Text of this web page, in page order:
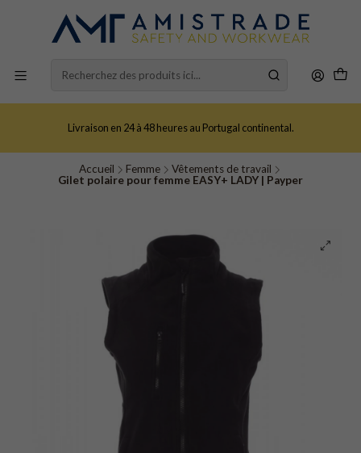
Livraison en 24 à 48 heures au Portugal continental.
Accueil Femme
Vêtements de travail
Gilet polaire pour femme EASY+ LADY | Payper